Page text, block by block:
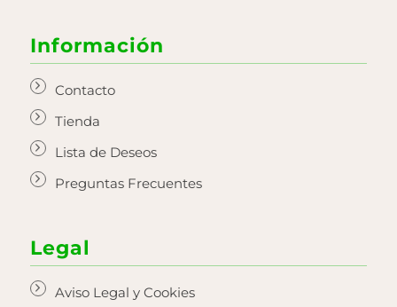
Información
Contacto
Tienda
Lista de Deseos
Preguntas Frecuentes
Legal
Aviso Legal y Cookies